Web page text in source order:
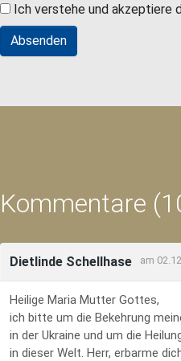
Ich verstehe und akzeptiere
Kommentare
Dietlinde Schellhase am
Heilige Maria Mutter Gottes,
ich bitte um die Bekehrung
in der Ukraine und um die
in dieser Welt. Herr, erbarme